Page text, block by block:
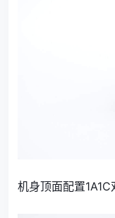
机身顶面配置1A1C